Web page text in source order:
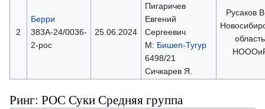
2
Берри
383А-24/0036-
2-рос
25.06.2024
Пигаричев
Евгений
Сергеевич
М: Бишеп-Тугур
6498/21
Сичкарев Я.
Русаков
область
Ринг: РОС Суки Средняя группа